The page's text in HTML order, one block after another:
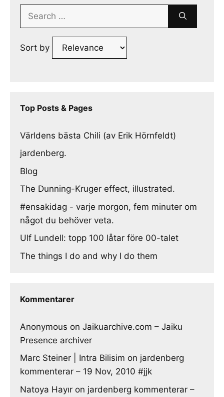
Search
Sort by
Top Posts & Pages
Världens bästa Chili (av Erik Hörnfeldt)
jardenberg.
Blog
The Dunning-Kruger effect, illustrated.
#ensakidag - varje morgon, fem minuter om
något du behöver veta.
Ulf Lundell: topp 100 låtar före 00-talet
The things I do and why I do them
Kommentarer
Anonymous on Jaikuarchive.com – Jaiku
Presence archiver
Marc Steiner | Intra Bilisim on jardenberg
kommenterar – 19 Nov, 2010 #jjk
Natoya Hayır on jardenberg kommenterar –